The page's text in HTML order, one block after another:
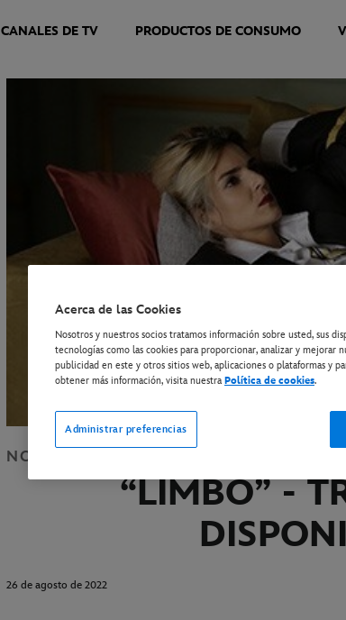
CANALES DE TV PRODUCTOS DE CONSUMO
NOTICIAS
“LIMBO” -
26 de agosto de 2022
Acerca de las Cookies
Nosotros y nuestros socios tratamos información sobre usted, sus
tecnologías como las cookies para proporcionar, analizar y mejorar
publicidad en este y otros sitios web, aplicaciones o plataformas y
obtener más información, visita nuestra Política de cookies.
Administrar preferencias